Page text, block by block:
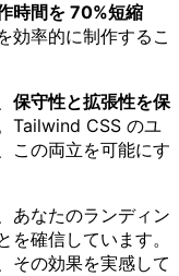
時間を 70%短縮
効率的に制作するこ
保守性と拡張性を保
Tailwind CSS のユ
この両立を可能にす
あなたのランディン
確信しています。
その効果を実感して